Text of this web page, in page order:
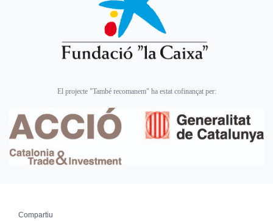
El projecte "També recomanem" ha estat cofinançat per:
Compartiu